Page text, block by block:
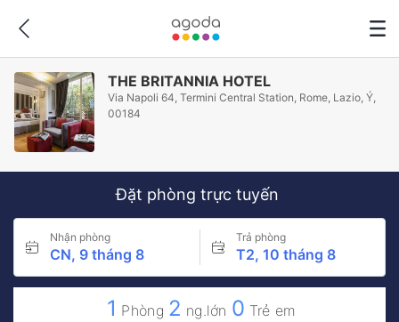
THE BRITANNIA HOTEL
Via Napoli 64, Termini Central Station, Rome, Lazio, Ý,
00184
Đặt phòng trực tuyến
Nhận phòng
CN, 9 tháng 8
Trả phòng
T2, 10 tháng 8
1 Phòng 2 ng.lớn 0 Trẻ em